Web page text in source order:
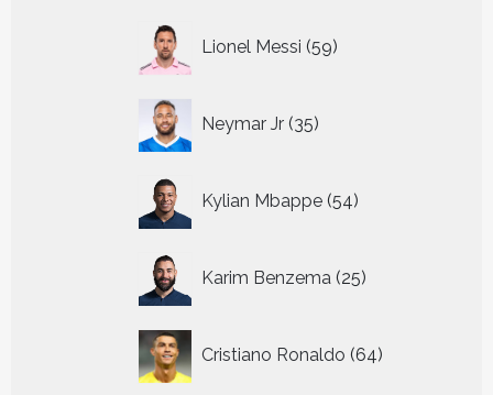
Lionel Messi 59
producten
Neymar Jr 35
producten
Kylian Mbappe 54
producten
Karim Benzema 25
producten
Cristiano Ronaldo 64
producten